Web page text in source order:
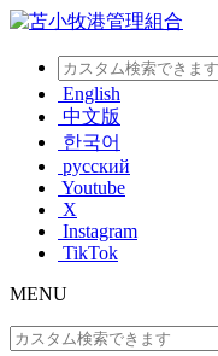
English
中文版
한국어
русский
Youtube
X
Instagram
TikTok
MENU